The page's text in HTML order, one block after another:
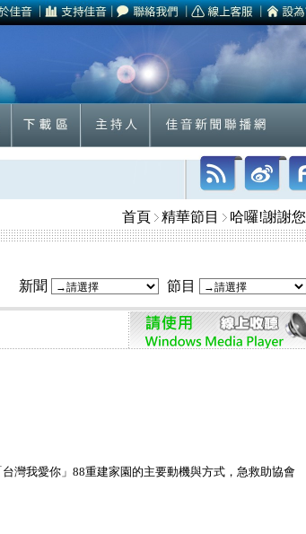
首頁 精華節目 哈囉!謝謝您
新聞 節目
灣我愛你」88重建家園的主要動機與方式，急救助協會